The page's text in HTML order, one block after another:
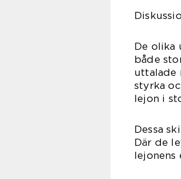
De olika
både
uttalade
styrka
lejon i
Dessa
Där de
lejonens